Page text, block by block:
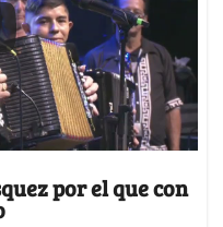
por el que con